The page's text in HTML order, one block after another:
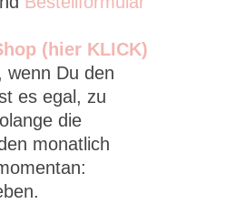
(hier KLICK)
wenn Du den
es egal, zu
die
monatlich